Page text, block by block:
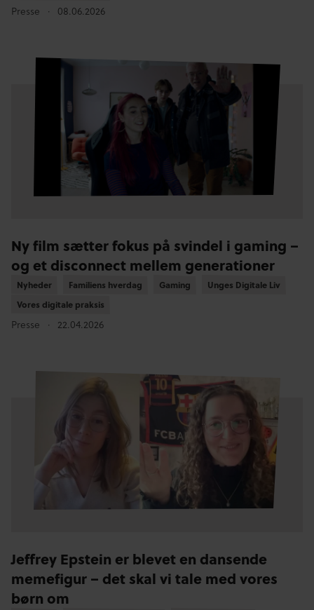
Presse 08.06.2026
Ny film sætter fokus på svindel i gaming –
og et disconnect mellem generationer
Nyheder
Nyheder Familiens hverdag
Familiens hverdag Gaming
Gaming Unges Digitale Liv
Unges Digitale Liv
Vores digitale praksis
Vores digitale praksis
Presse 22.04.2026
Jeffrey Epstein er blevet en dansende
memefigur – det skal vi tale med vores
børn om